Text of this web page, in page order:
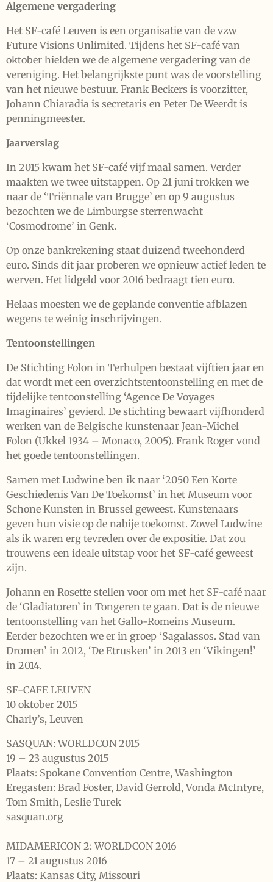
Algemene vergadering
Het SF-café Leuven is een organisatie van de vzw
Future Visions Unlimited. Tijdens het SF-café van
oktober hielden we de algemene vergadering van de
vereniging. Het belangrijkste punt was de voorstelling
van het nieuwe bestuur. Frank Beckers is voorzitter,
Johann Chiaradia is secretaris en Peter De Weerdt is
penningmeester.
Jaarverslag
In 2015 kwam het SF-café vijf maal samen. Verder
maakten we twee uitstappen. Op 21 juni trokken we
naar de ‘Triënnale van Brugge’ en op 9 augustus
bezochten we de Limburgse sterrenwacht
‘Cosmodrome’ in Genk.
Op onze bankrekening staat duizend tweehonderd
euro. Sinds dit jaar proberen we opnieuw actief leden te
werven. Het lidgeld voor 2016 bedraagt tien euro.
Helaas moesten we de geplande conventie afblazen
wegens te weinig inschrijvingen.
Tentoonstellingen
De Stichting Folon in Terhulpen bestaat vijftien jaar en
dat wordt met een overzichtstentoonstelling en met de
tijdelijke tentoonstelling ‘Agence De Voyages
Imaginaires’ gevierd. De stichting bewaart vijfhonderd
werken van de Belgische kunstenaar Jean-Michel
Folon (Ukkel 1934 – Monaco, 2005). Frank Roger vond
het goede tentoonstellingen.
Samen met Ludwine ben ik naar ‘2050 Een Korte
Geschiedenis Van De Toekomst’ in het Museum voor
Schone Kunsten in Brussel geweest. Kunstenaars
geven hun visie op de nabije toekomst. Zowel Ludwine
als ik waren erg tevreden over de expositie. Dat zou
trouwens een ideale uitstap voor het SF-café geweest
zijn.
Johann en Rosette stellen voor om met het SF-café naar
de ‘Gladiatoren’ in Tongeren te gaan. Dat is de nieuwe
tentoonstelling van het Gallo-Romeins Museum.
Eerder bezochten we er in groep ‘Sagalassos. Stad van
Dromen’ in 2012, ‘De Etrusken’ in 2013 en ‘Vikingen!’
in 2014.
SF-CAFE LEUVEN
10 oktober 2015
Charly’s, Leuven
SASQUAN: WORLDCON 2015
19 – 23 augustus 2015
Plaats: Spokane Convention Centre, Washington
Eregasten: Brad Foster, David Gerrold, Vonda McIntyre,
Tom Smith, Leslie Turek
sasquan.org
MIDAMERICON 2: WORLDCON 2016
17 – 21 augustus 2016
Plaats: Kansas City, Missouri